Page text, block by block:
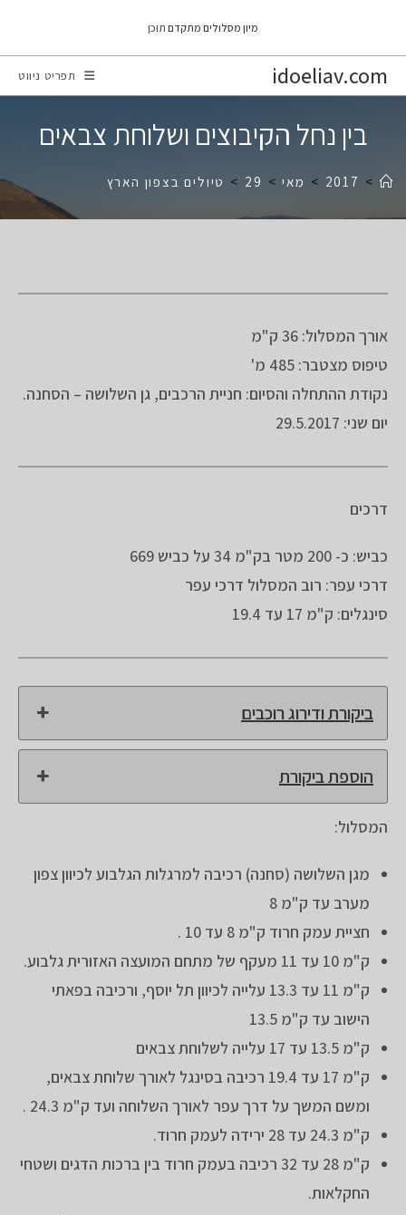
content
מיון מסלולים מתקדם תוכן
idoeliav.com תפריט ניווט
בין נחל הקיבוצים ושלוחת צבאים
>
2017
> מאי >
29
> טיולים בצפון הארץ
אורך המסלול: 36 ק"מ
טיפוס מצטבר: 485 מ'
נקודת ההתחלה והסיום: חניית הרכבים, גן השלושה – הסחנה.
יום שני: 29.5.2017
דרכים
כביש: כ- 200 מטר בק"מ 34 על כביש 669
דרכי עפר: רוב המסלול דרכי עפר
סינגלים: ק"מ 17 עד 19.4
ביקורת ודירוג רוכבים
הוספת ביקורת
המסלול:
מגן השלושה (סחנה) רכיבה למרגלות הגלבוע לכיוון צפון
מערב עד ק"מ 8
חציית עמק חרוד ק"מ 8 עד 10 .
ק"מ 10 עד 11 מעקף של מתחם המועצה האזורית גלבוע.
ק"מ 11 עד 13.3 עלייה לכיוון תל יוסף, ורכיבה בפאתי
הישוב עד ק"מ 13.5
ק"מ 13.5 עד 17 עלייה לשלוחת צבאים
ק"מ 17 עד 19.4 רכיבה בסינגל לאורך שלוחת צבאים,
ומשם המשך על דרך עפר לאורך השלוחה ועד ק"מ 24.3 .
ק"מ 24.3 עד 28 ירידה לעמק חרוד.
ק"מ 28 עד 32 רכיבה בעמק חרוד בין ברכות הדגים ושטחי
החקלאות.